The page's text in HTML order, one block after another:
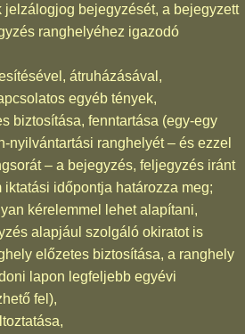
jelzálogjog bejegyzését, a bejegyzett
ranghelyéhez igazodó
átruházásával,
egyéb tények,
biztosítása, fenntartása (egy-egy
nyilvántartási ranghelyét – és ezzel
– a bejegyzés, feljegyzés iránt
iktatási időpontja határozza meg;
kérelemmel lehet alapítani,
alapjául szolgáló okiratot is
előzetes biztosítása, a ranghely
lapon legfeljebb egyévi
fel),